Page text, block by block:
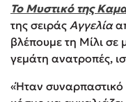
Το Μυστικό της
της σειράς Αγγελία
βλέπουμε τη Μίλι σε
γεμάτη ανατροπές,
«Ήταν συναρπαστικό